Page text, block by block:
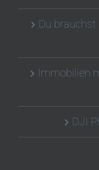
Du brauchst
Immobilien
DJI